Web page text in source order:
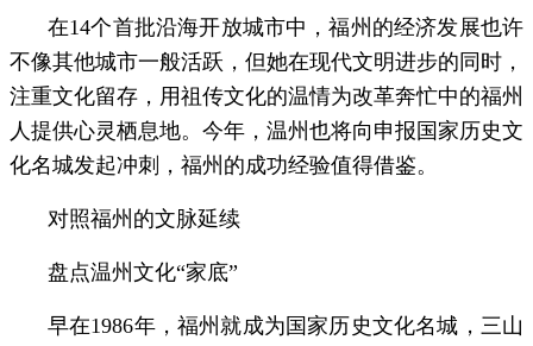
在14个首批沿海开放城市中，福州的经济发展也许
不像其他城市一般活跃，但她在现代文明进步的同时，
注重文化留存，用祖传文化的温情为改革奔忙中的福州
人提供心灵栖息地。今年，温州也将向申报国家历史文
化名城发起冲刺，福州的成功经验值得借鉴。
对照福州的文脉延续
盘点温州文化“家底”
早在1986年，福州就成为国家历史文化名城，三山